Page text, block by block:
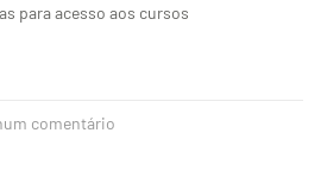
para acesso aos cursos
comentário